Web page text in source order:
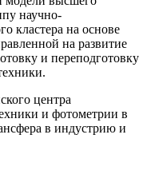
научно-
кластера на основе
на развитие
и переподготовку
центра
и фотометрии в
в индустрию и